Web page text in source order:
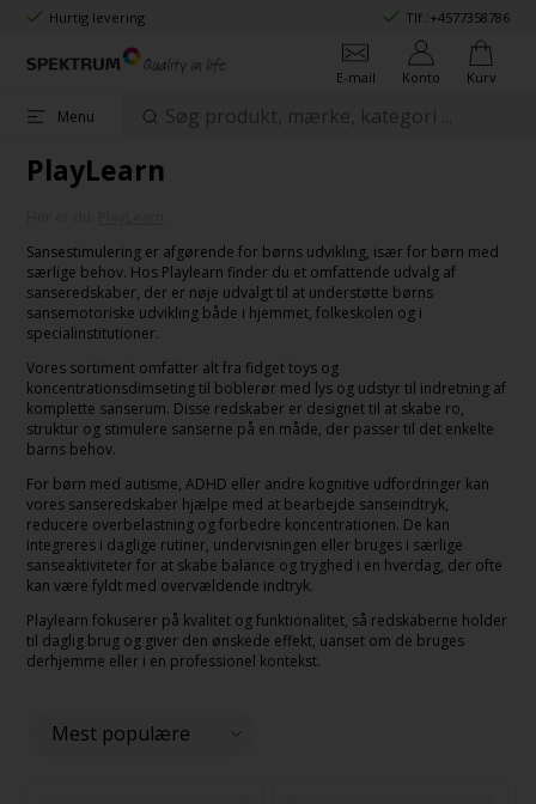
Hurtig levering Tlf.:+4577358786
E-mail Konto Kurv
Menu
PlayLearn
Sansestimulering er afgørende for børns udvikling, især for børn med
særlige behov. Hos Playlearn finder du et omfattende udvalg af
sanseredskaber, der er nøje udvalgt til at understøtte børns
sansemotoriske udvikling både i hjemmet, folkeskolen og i
specialinstitutioner.
Vores sortiment omfatter alt fra fidget toys og
koncentrationsdimseting til boblerør med lys og udstyr til indretning af
komplette sanserum. Disse redskaber er designet til at skabe ro,
struktur og stimulere sanserne på en måde, der passer til det enkelte
barns behov.
For børn med autisme, ADHD eller andre kognitive udfordringer kan
vores sanseredskaber hjælpe med at bearbejde sanseindtryk,
reducere overbelastning og forbedre koncentrationen. De kan
integreres i daglige rutiner, undervisningen eller bruges i særlige
sanseaktiviteter for at skabe balance og tryghed i en hverdag, der ofte
kan være fyldt med overvældende indtryk.
Playlearn fokuserer på kvalitet og funktionalitet, så redskaberne holder
til daglig brug og giver den ønskede effekt, uanset om de bruges
derhjemme eller i en professionel kontekst.